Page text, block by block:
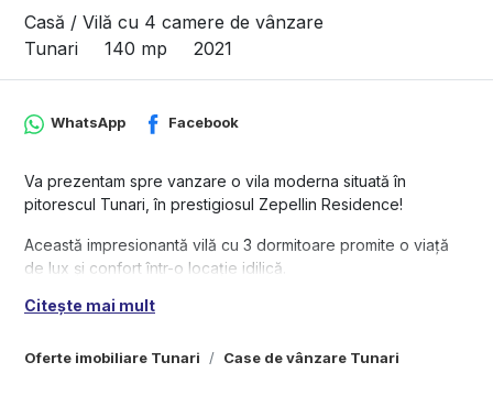
Casă / Vilă cu 4 camere de vânzare
Tunari
140 mp 2021
Oferte imobiliare Tunari Case de vânzare Tunari
WhatsApp Facebook
Va prezentam spre vanzare o vila moderna situată în
pitorescul Tunari, în prestigiosul Zepellin Residence!
Această impresionantă vilă cu 3 dormitoare promite o viață
de lux și confort într-o locație idilică.
perfectă pentru familiile care caută un spațiu generos și
Cele 4 camere oferă spațiu suficient pentru toată familia,
Citește mai mult